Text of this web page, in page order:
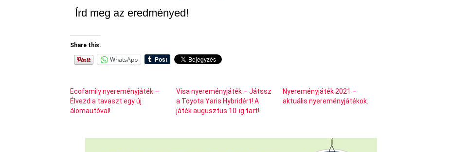
Írd meg az eredményed!
Share this:
WhatsApp
Ecofamily nyereményjáték –
Élvezd a tavaszt egy új
álomautóval!
Visa nyereményjáték – Játssz
a Toyota Yaris Hybridért! A
játék augusztus 10-ig tart!
Nyereményjáték 2021 –
aktuális nyereményjátékok.